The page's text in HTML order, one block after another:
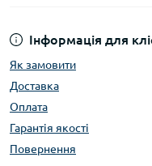
Інформація для
Як замовити
Доставка
Оплата
Гарантія якості
Повернення